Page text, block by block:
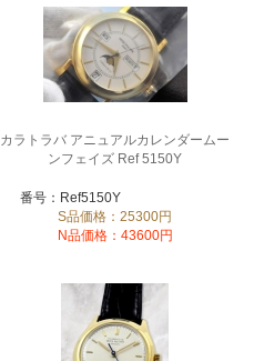
カラトラバ アニュアルカレンダームー
ンフェイズ Ref 5150Y
番号：Ref5150Y
S品価格：25300円
N品価格：43600円